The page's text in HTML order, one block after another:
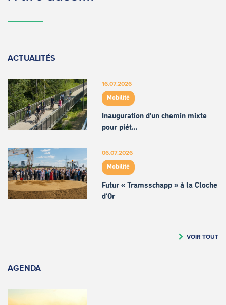
ACTUALITÉS
16.07.2026
Mobilité
Inauguration d'un chemin mixte
pour piét…
06.07.2026
Mobilité
Futur « Tramsschapp » à la Cloche
d’Or
VOIR TOUT
AGENDA